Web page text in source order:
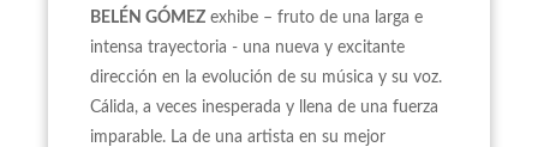
BELÉN GÓMEZ exhibe – fruto de una larga e
intensa trayectoria - una nueva y excitante
dirección en la evolución de su música y su voz.
Cálida, a veces inesperada y llena de una fuerza
imparable. La de una artista en su mejor